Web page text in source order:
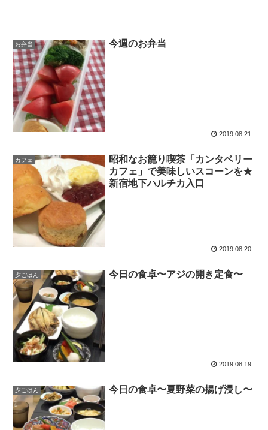
お弁当 今週のお弁当
2019.08.21
カフェ
昭和なお籠り喫茶「カンタベリー
カフェ」で美味しいスコーンを★
新宿地下ハルチカ入口
2019.08.20
夕ごはん 今日の食卓〜アジの開き定食〜
2019.08.19
夕ごはん 今日の食卓〜夏野菜の揚げ浸し〜